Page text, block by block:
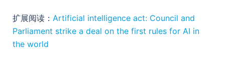
扩展阅读： Artificial intelligence act: Council and
Parliament strike a deal on the first rules for AI in
the world